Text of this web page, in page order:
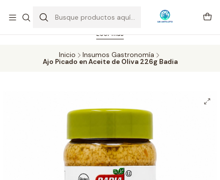
Feriado 21-05-2026 atención hasta las 14 hrs. Envío GRATIS mismo
día solo área Metropolitana Santiago por compras desde CLP 39.900.
Pedidos hasta 16 hrs., sábados y domingos hasta 14 hrs.
Leer más
Inicio
Insumos Gastronomía
Ajo Picado en Aceite de Oliva 226g Badia